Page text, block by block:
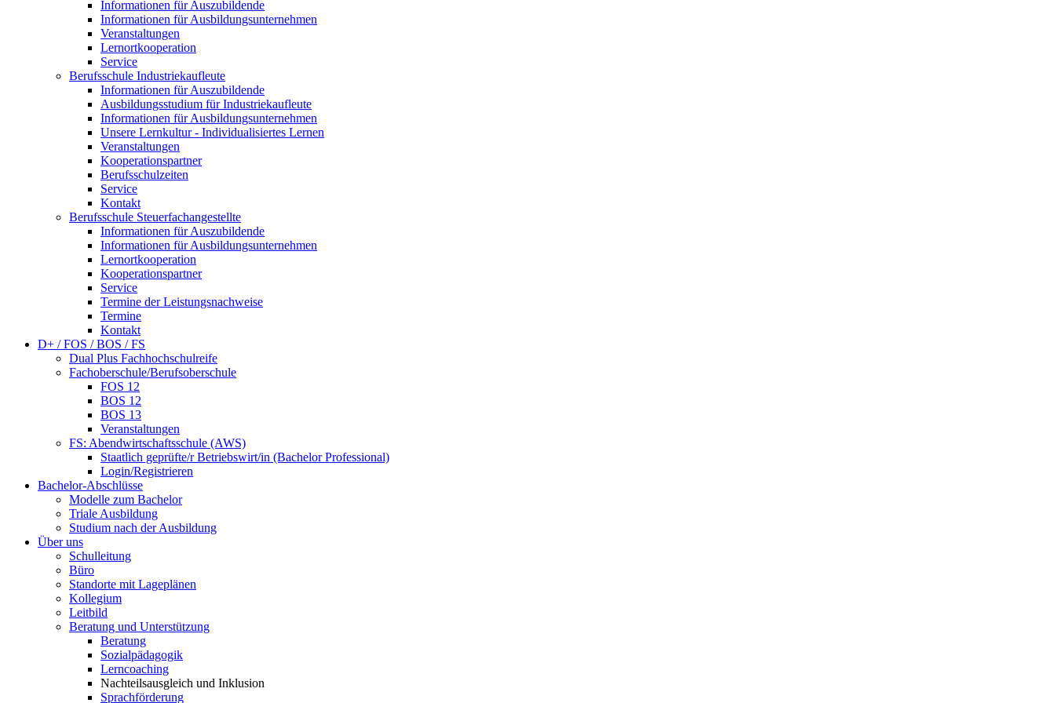
Informationen für Auszubildende
Informationen für Ausbildungsunternehmen
Veranstaltungen
Lernortkooperation
Service
Berufsschule Industriekaufleute
Informationen für Auszubildende
Ausbildungsstudium für Industriekaufleute
Informationen für Ausbildungsunternehmen
Unsere Lernkultur - Individualisiertes Lernen
Veranstaltungen
Kooperationspartner
Berufsschulzeiten
Service
Kontakt
Berufsschule Steuerfachangestellte
Informationen für Auszubildende
Informationen für Ausbildungsunternehmen
Lernortkooperation
Kooperationspartner
Service
Termine der Leistungsnachweise
Termine
Kontakt
D+ / FOS / BOS / FS
Dual Plus Fachhochschulreife
Fachoberschule/Berufsoberschule
FOS 12
BOS 12
BOS 13
Veranstaltungen
FS: Abendwirtschaftsschule (AWS)
Staatlich geprüfte/r Betriebswirt/in (Bachelor Professional)
Login/Registrieren
Bachelor-Abschlüsse
Modelle zum Bachelor
Triale Ausbildung
Studium nach der Ausbildung
Über uns
Schulleitung
Büro
Standorte mit Lageplänen
Kollegium
Leitbild
Beratung und Unterstützung
Beratung
Sozialpädagogik
Lerncoaching
Nachteilsausgleich und Inklusion
Sprachförderung